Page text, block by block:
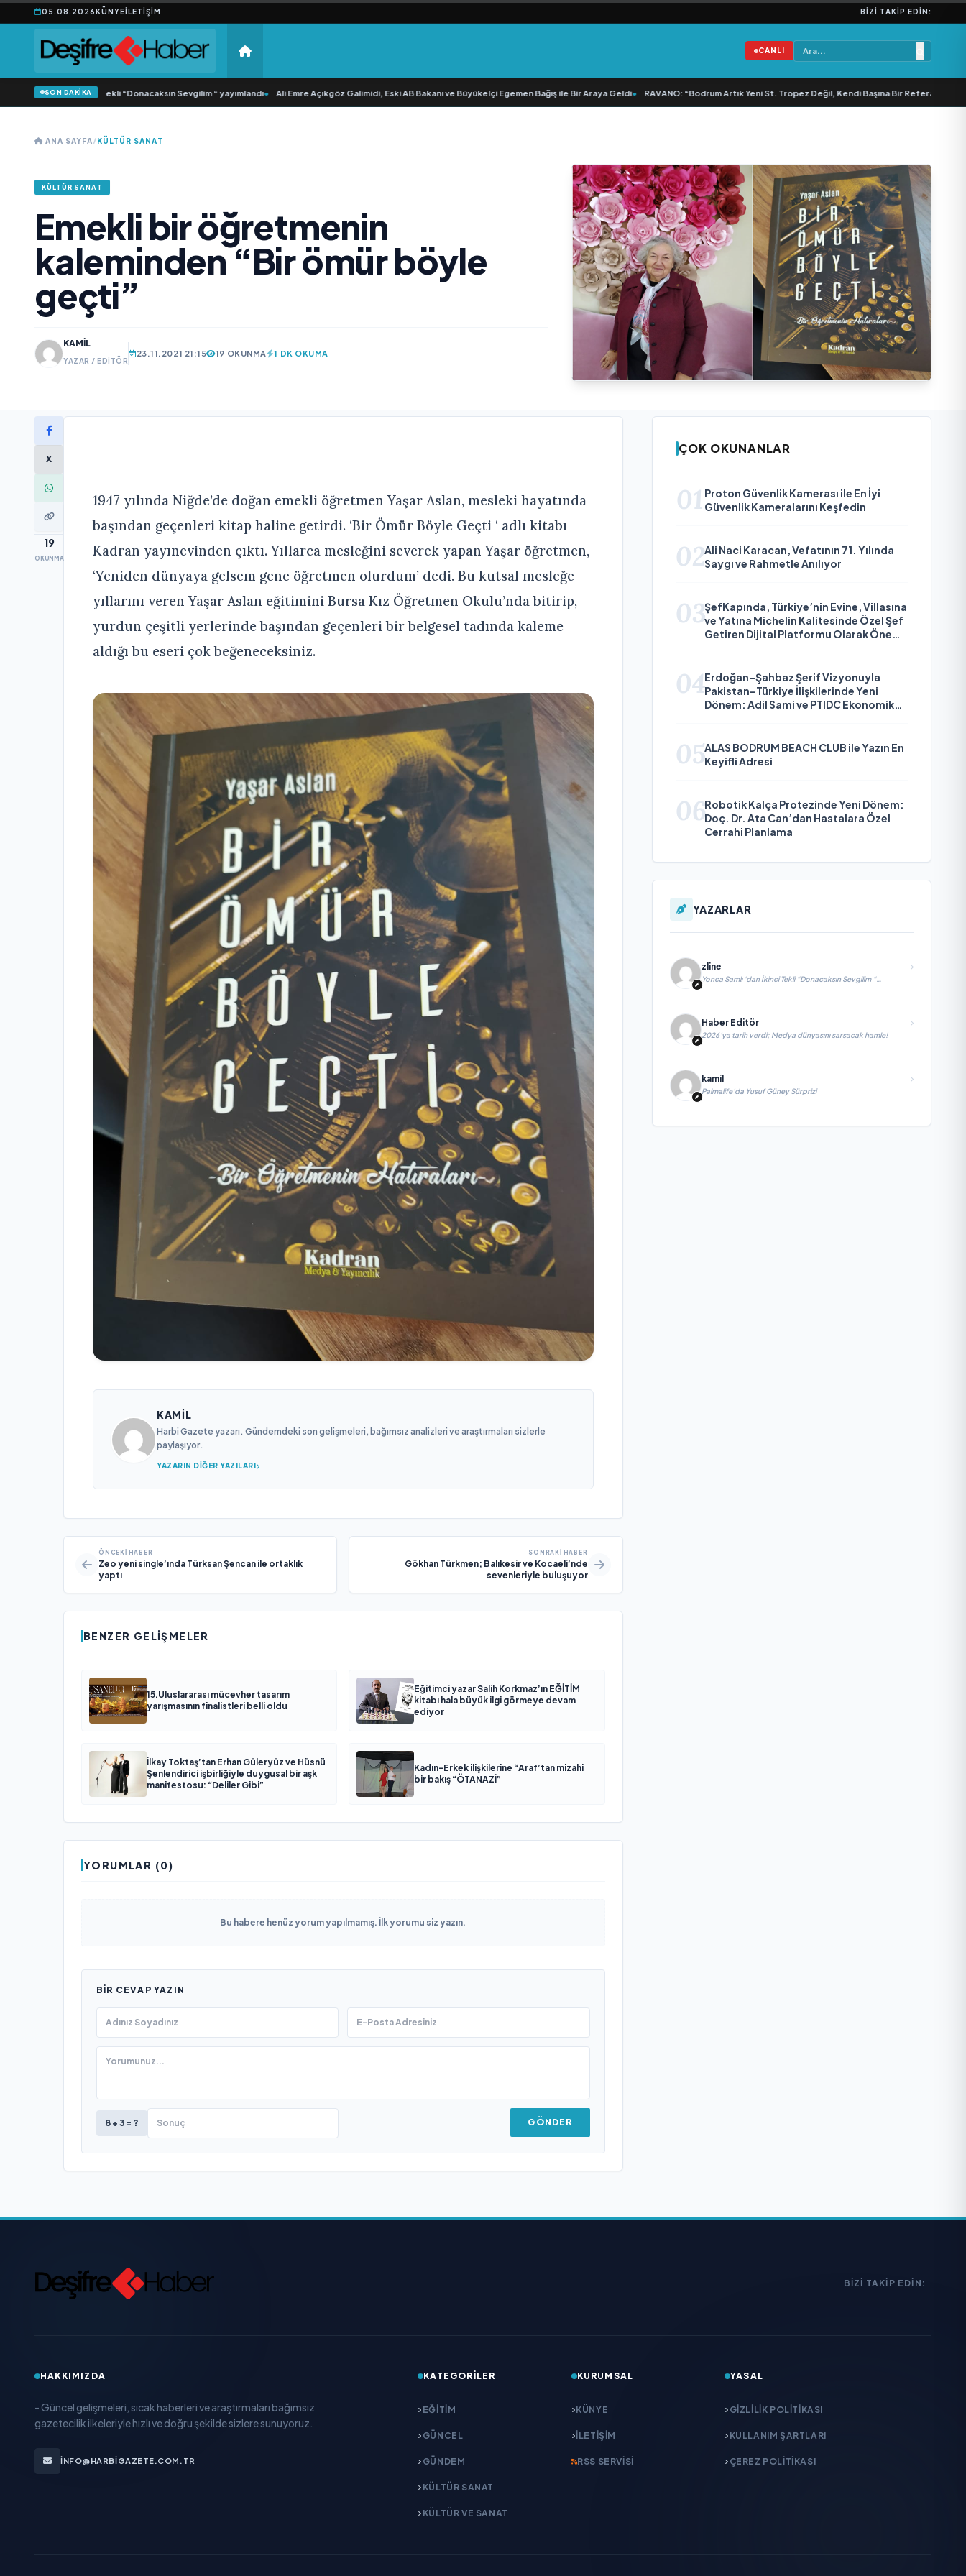
05.08.2026KÜNYEİLETIŞIM BIZI TAKIP EDIN:
CANLI
SON DAKİKA
Samlı ‘dan İkinci Tekli “Donacaksın Sevgilim “ yayımlandı• Ali Emre Açıkgöz Galimidi, Eski AB Bakanı ve Büyükelçi Egemen Bağış ile Bir Araya Geldi• RAVANO: “Bodrum Artık Yeni St. Tropez Değil, Kendi Başına Bir Referans”•
ANA SAYFA/KÜLTÜR SANAT
KÜLTÜR SANAT
Emekli bir öğretmenin
kaleminden “Bir ömür böyle
geçti”
KAMIL
YAZAR / EDITÖR
23.11.2021 21:15 19 OKUNMA 1 DK OKUMA
X
19
OKUNMA
1947 yılında Niğde’de doğan emekli öğretmen Yaşar Aslan, mesleki hayatında
başından geçenleri kitap haline getirdi. ‘Bir Ömür Böyle Geçti ‘ adlı kitabı
Kadran yayınevinden çıktı. Yıllarca mesleğini severek yapan Yaşar öğretmen,
‘Yeniden dünyaya gelsem gene öğretmen olurdum’ dedi. Bu kutsal mesleğe
yıllarını veren Yaşar Aslan eğitimini Bursa Kız Öğretmen Okulu’nda bitirip,
yurdun çeşitli yerlerinde başından geçenleri bir belgesel tadında kaleme
aldığı bu eseri çok beğeneceksiniz.
KAMIL
Harbi Gazete yazarı. Gündemdeki son gelişmeleri, bağımsız analizleri ve araştırmaları sizlerle
paylaşıyor.
YAZARIN DIĞER YAZILARI
ÖNCEKI HABER
Zeo yeni single’ında Türksan Şencan ile ortaklık
yaptı
SONRAKI HABER
Gökhan Türkmen; Balıkesir ve Kocaeli’nde
sevenleriyle buluşuyor
BENZER GELIŞMELER
15.Uluslararası mücevher tasarım
yarışmasının finalistleri belli oldu
Eğitimci yazar Salih Korkmaz’ın EĞİTİM
kitabı hala büyük ilgi görmeye devam
ediyor
İlkay Toktaş’tan Erhan Güleryüz ve Hüsnü
Şenlendirici işbirliğiyle duygusal bir aşk
manifestosu: “Deliler Gibi”
Kadın-Erkek ilişkilerine “Araf’tan mizahi
bir bakış “ÖTANAZİ”
YORUMLAR (0)
Bu habere henüz yorum yapılmamış. İlk yorumu siz yazın.
BIR CEVAP YAZIN
8 + 3 = ? GÖNDER
ÇOK OKUNANLAR
01 Proton Güvenlik Kamerası ile En İyi
Güvenlik Kameralarını Keşfedin
02Ali Naci Karacan, Vefatının 71. Yılında
Saygı ve Rahmetle Anılıyor
03ŞefKapında, Türkiye’nin Evine, Villasına
ve Yatına Michelin Kalitesinde Özel Şef
Getiren Dijital Platformu Olarak Öne
04Erdoğan–Şahbaz Şerif Vizyonuyla
Pakistan–Türkiye İlişkilerinde Yeni
Dönem: Adil Sami ve PTIDC Ekonomik
05ALAS BODRUM BEACH CLUB ile Yazın En
Keyifli Adresi
06Robotik Kalça Protezinde Yeni Dönem:
Doç. Dr. Ata Can’dan Hastalara Özel
Cerrahi Planlama
YAZARLAR
zline
Yonca Samlı ‘dan İkinci Tekli “Donacaksın Sevgilim “
yayımlandı
Haber Editör
2026’ya tarih verdi; Medya dünyasını sarsacak hamle!
kamil
Palmalife’da Yusuf Güney Sürprizi
BIZI TAKIP EDIN:
HAKKIMIZDA
- Güncel gelişmeleri, sıcak haberleri ve araştırmaları bağımsız
gazetecilik ilkeleriyle hızlı ve doğru şekilde sizlere sunuyoruz.
INFO@HARBIGAZETE.COM.TR
KATEGORILER
EĞITIM
GÜNCEL
GÜNDEM
KÜLTÜR SANAT
KÜLTÜR VE SANAT
KURUMSAL
KÜNYE
İLETIŞIM
RSS SERVISI
YASAL
GIZLILIK POLITIKASI
KULLANIM ŞARTLARI
ÇEREZ POLITIKASI